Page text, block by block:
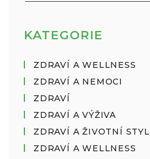
KATEGORIE
ZDRAVÍ A WELLNESS
ZDRAVÍ A NEMOCI
ZDRAVÍ
ZDRAVÍ A VÝŽIVA
ZDRAVÍ A ŽIVOTNÍ STYL
ZDRAVÍ A WELLNESS